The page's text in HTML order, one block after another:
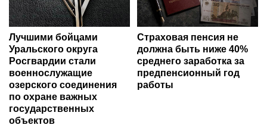
Лучшими бойцами
Уральского округа
Росгвардии стали
военнослужащие
озерского соединения
по охране важных
государственных
объектов
Страховая пенсия не
должна быть ниже 40%
среднего заработка за
предпенсионный год
работы